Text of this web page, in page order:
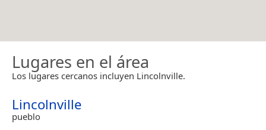
Lugares en el área
Los lugares cercanos incluyen Lincolnville.
Lincolnville
pueblo